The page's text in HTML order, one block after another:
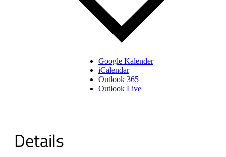
Google Kalender
iCalendar
Outlook 365
Outlook Live
Details